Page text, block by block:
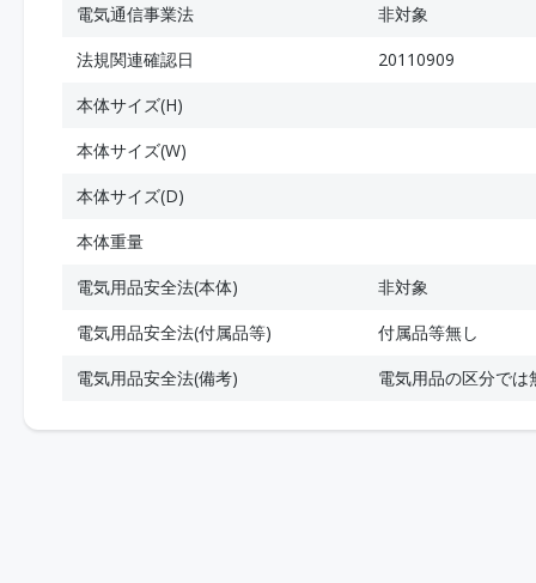
電気通信事業法
非対象
法規関連確認日
20110909
本体サイズ(H)
本体サイズ(W)
本体サイズ(D)
本体重量
電気用品安全法(本体)
非対象
電気用品安全法(付属品等)
付属品等無し
電気用品安全法(備考)
電気用品の区分では